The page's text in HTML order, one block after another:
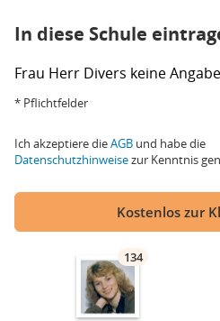
In diese Schule
Frau Herr Divers keine Angabe
* Pflichtfelder
Ich akzeptiere dieAGB und habe die
Datenschutzhinweisezur Kenntnis
Kostenlos zur
134